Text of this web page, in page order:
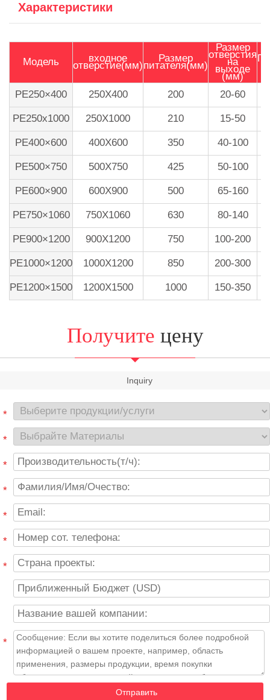
Характеристики
Модель входное
отверстие(мм)
Размер
питателя(мм)
Размер
отверстия
на
выходе
(мм)
PE250×400 250X400 200 20-60
PE250x1000 250X1000 210 15-50
PE400×600 400X600 350 40-100
PE500×750 500X750 425 50-100
PE600×900 600X900 500 65-160
PE750×1060 750X1060 630 80-140
PE900×1200 900X1200 750 100-200
PE1000×1200 1000X1200 850 200-300
PE1200×1500 1200X1500 1000 150-350
Получите цену
Inquiry
*
*
*
*
*
*
*
*